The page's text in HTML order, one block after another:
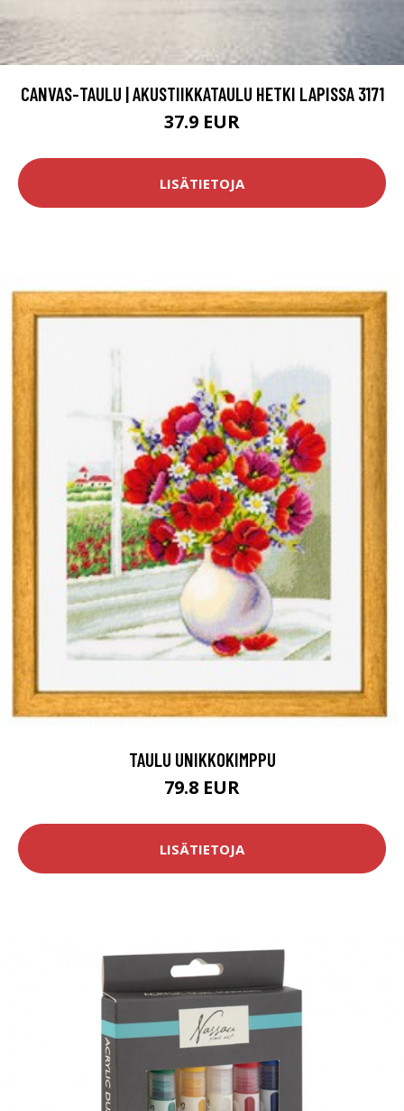
CANVAS-TAULU | AKUSTIIKKATAULU HETKI LAPISSA 3171
37.9 EUR
LISÄTIETOJA
TAULU UNIKKOKIMPPU
79.8 EUR
LISÄTIETOJA